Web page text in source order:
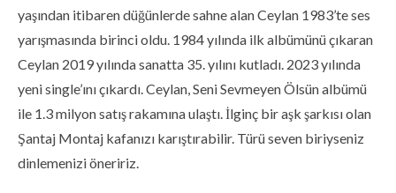
yaşından itibaren düğünlerde sahne alan Ceylan 1983’te ses
yarışmasında birinci oldu. 1984 yılında ilk albümünü çıkaran
Ceylan 2019 yılında sanatta 35. yılını kutladı. 2023 yılında
yeni single’ını çıkardı. Ceylan, Seni Sevmeyen Ölsün albümü
ile 1.3 milyon satış rakamına ulaştı. İlginç bir aşk şarkısı olan
Şantaj Montaj kafanızı karıştırabilir. Türü seven biriyseniz
dinlemenizi öneririz.